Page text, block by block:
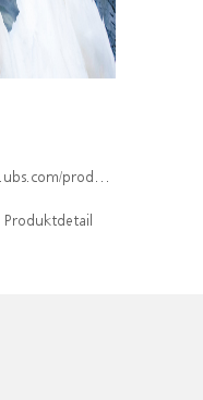
index/isin/DE000WA76KM3
Produktdetail